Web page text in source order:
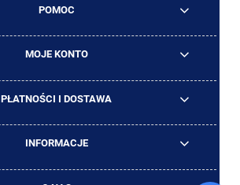
POMOC
MOJE KONTO
PŁATNOŚCI I DOSTAWA
INFORMACJE